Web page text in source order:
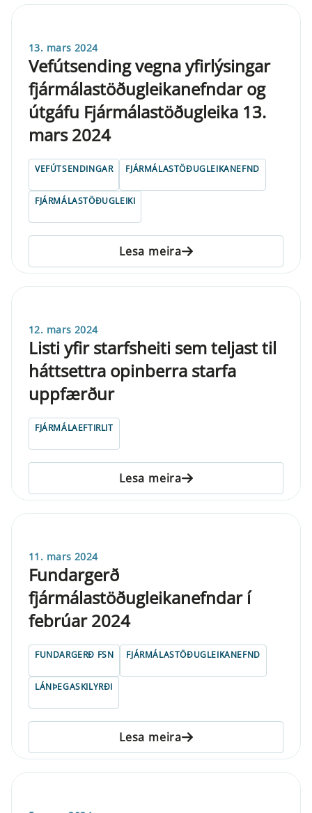
13. mars 2024
Vefútsending vegna yfirlýsingar
fjármálastöðugleikanefndar og
útgáfu Fjármálastöðugleika 13.
mars 2024
VEFÚTSENDINGAR FJÁRMÁLASTÖÐUGLEIKANEFND
FJÁRMÁLASTÖÐUGLEIKI
Lesa meira
12. mars 2024
Listi yfir starfsheiti sem teljast til
háttsettra opinberra starfa
uppfærður
FJÁRMÁLAEFTIRLIT
Lesa meira
11. mars 2024
Fundargerð
fjármálastöðugleikanefndar í
febrúar 2024
FUNDARGERÐ FSN FJÁRMÁLASTÖÐUGLEIKANEFND
LÁNÞEGASKILYRÐI
Lesa meira